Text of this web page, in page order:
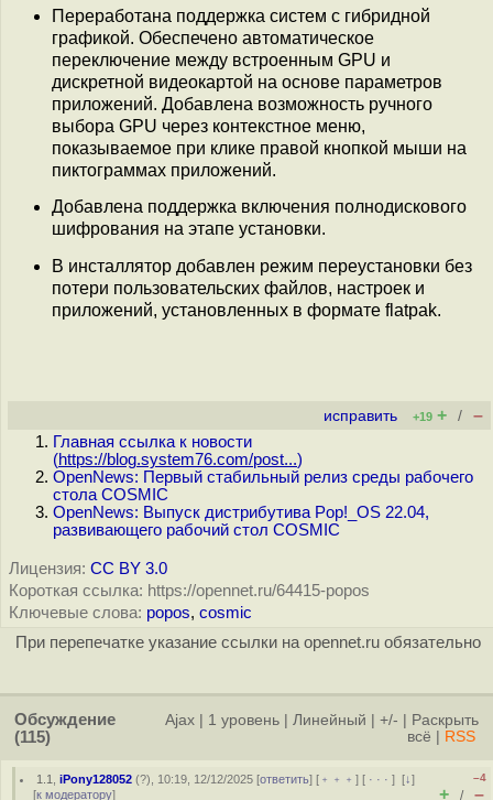
Переработана поддержка систем с гибридной
графикой. Обеспечено автоматическое
переключение между встроенным GPU и
дискретной видеокартой на основе параметров
приложений. Добавлена возможность ручного
выбора GPU через контекстное меню,
показываемое при клике правой кнопкой мыши на
пиктограммах приложений.
Добавлена поддержка включения полнодискового
шифрования на этапе установки.
В инсталлятор добавлен режим переустановки без
потери пользовательских файлов, настроек и
приложений, установленных в формате flatpak.
исправить +19 + / –
Главная ссылка к новости
(https://blog.system76.com/post...)
OpenNews: Первый стабильный релиз среды рабочего
стола COSMIC
OpenNews: Выпуск дистрибутива Pop!_OS 22.04,
развивающего рабочий стол COSMIC
Лицензия: CC BY 3.0
Короткая ссылка: https://opennet.ru/64415-popos
Ключевые слова: popos, cosmic
При перепечатке указание ссылки на opennet.ru обязательно
Обсуждение
(115)
Ajax 1 уровень Линейный +/-
Раскрыть
всё
RSS
1.1 ,iPony128052 (?), 10:19, 12/12/2025 [ответить] [ ﹢﹢﹢] [ · · ·][↓]
[к модератору]
–4
+ / –